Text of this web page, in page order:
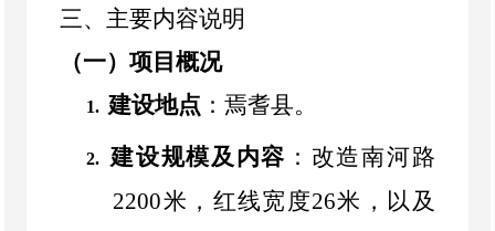
三、主要内容说明
（一）项目概况
1. 建设地点 ：焉耆县。
2. 建设规模及内容 ：改造南河路
2200米，红线宽度26米，以及